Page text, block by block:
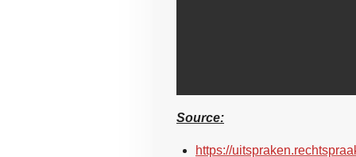
Source:
https://